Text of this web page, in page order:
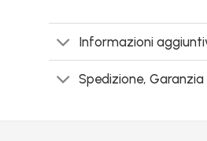
Informazioni
Spedizione, Garanzia